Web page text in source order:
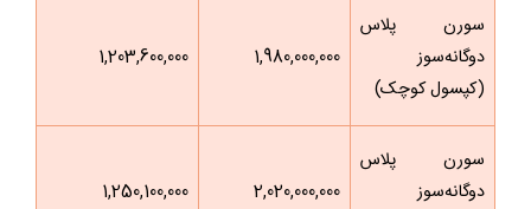
سورن پلاس
دوگانه‌سوز
(کپسول کوچک)
1,980,000,000
1,203,600,000
سورن پلاس
دوگانه‌سوز
2,020,000,000
1,250,100,000